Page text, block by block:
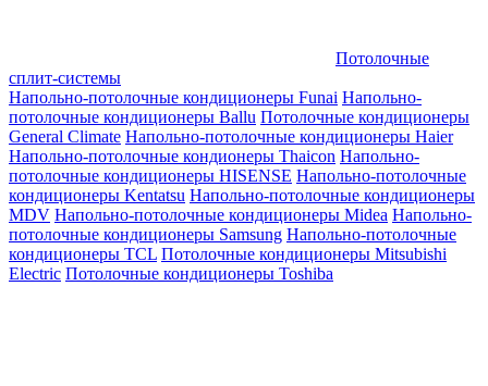
Потолочные
сплит-системы
Напольно-потолочные кондиционеры Funai Напольно-
потолочные кондиционеры Ballu Потолочные кондиционеры
General Climate Напольно-потолочные кондиционеры Haier
Напольно-потолочные кондионеры Thaicon Напольно-
потолочные кондиционеры HISENSE Напольно-потолочные
кондиционеры Kentatsu Напольно-потолочные кондиционеры
MDV Напольно-потолочные кондиционеры Midea Напольно-
потолочные кондиционеры Samsung Напольно-потолочные
кондиционеры TCL Потолочные кондиционеры Mitsubishi
Electric Потолочные кондиционеры Toshiba